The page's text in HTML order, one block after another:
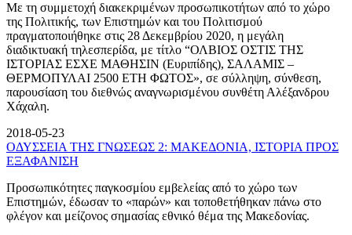
Με τη συμμετοχή διακεκριμένων προσωπικοτήτων από το χώρο
της Πολιτικής, των Επιστημών και του Πολιτισμού
πραγματοποιήθηκε στις 28 Δεκεμβρίου 2020, η μεγάλη
διαδικτυακή τηλεσπερίδα, με τίτλο “ΟΛΒΙΟΣ ΟΣΤΙΣ ΤΗΣ
ΙΣΤΟΡΙΑΣ ΕΣΧΕ ΜΑΘΗΣΙΝ (Ευριπίδης), ΣΑΛΑΜΙΣ –
ΘΕΡΜΟΠΥΛΑΙ 2500 ΕΤΗ ΦΩΤΟΣ», σε σύλληψη, σύνθεση,
παρουσίαση του διεθνώς αναγνωρισμένου συνθέτη Αλέξανδρου
Χάχαλη.
2018-05-23
ΟΔΥΣΣΕΙΑ ΤΗΣ ΓΝΩΣΕΩΣ 2: ΜΑΚΕΔΟΝΙΑ, ΙΣΤΟΡΙΑ ΠΡΟΣ
ΕΞΑΦΑΝΙΣΗ
Προσωπικότητες παγκοσμίου εμβελείας από το χώρο των
Επιστημών, έδωσαν το «παρών» και τοποθετήθηκαν πάνω στο
φλέγον και μείζονος σημασίας εθνικό θέμα της Μακεδονίας.